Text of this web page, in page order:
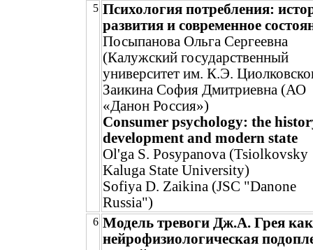
5 Психология потребления:
развития и современное
Посыпанова Ольга Сергеевна
(Калужский государственный
университет им. К.Э.
Заикина София Дмитриевна (АО
«Данон Россия»)
Consumer psychology: the
development and modern state
Ol'ga S. Posypanova (Tsiolkovsky
Kaluga State University)
Sofiya D. Zaikina (JSC "Danone
Russia")
6 Модель тревоги Дж.А. Грея как
нейрофизиологическая